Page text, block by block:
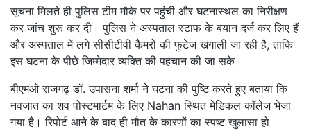
सूचना मिलते ही पुलिस टीम मौके पर पहुंची और घटनास्थल का निरीक्षण
कर जांच शुरू कर दी। पुलिस ने अस्पताल स्टाफ के बयान दर्ज कर लिए हैं
और अस्पताल में लगे सीसीटीवी कैमरों की फुटेज खंगाली जा रही है, ताकि
इस घटना के पीछे जिम्मेदार व्यक्ति की पहचान की जा सके।
बीएमओ राजगढ़ डॉ. उपासना शर्मा ने घटना की पुष्टि करते हुए बताया कि
नवजात का शव पोस्टमार्टम के लिए Nahan स्थित मेडिकल कॉलेज भेजा
गया है। रिपोर्ट आने के बाद ही मौत के कारणों का स्पष्ट खुलासा हो